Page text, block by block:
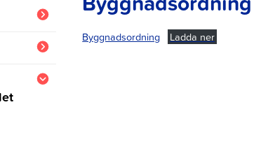
Byggnadsordning Ladda ner